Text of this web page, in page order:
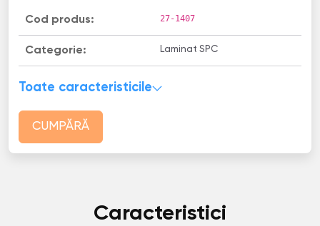
Cod produs: 27-1407
Categorie: Laminat SPC
Toate caracteristicile
CUMPĂRĂ
Caracteristici